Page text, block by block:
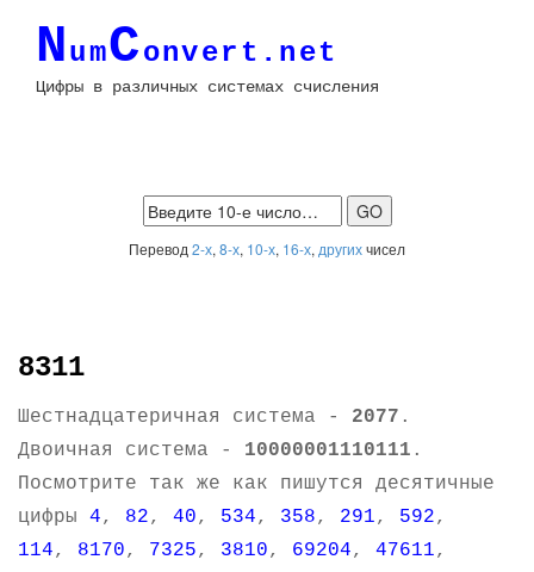
NumConvert.net
Цифры в различных системах счисления
Перевод 2-х, 8-х, 10-х, 16-х, другихчисел
8311
Шестнадцатеричная система - 2077 .
Двоичная система - 10000001110111 .
Посмотрите так же как пишутся десятичные
цифры 4, 82, 40, 534, 358, 291, 592,
114, 8170, 7325, 3810, 69204, 47611,